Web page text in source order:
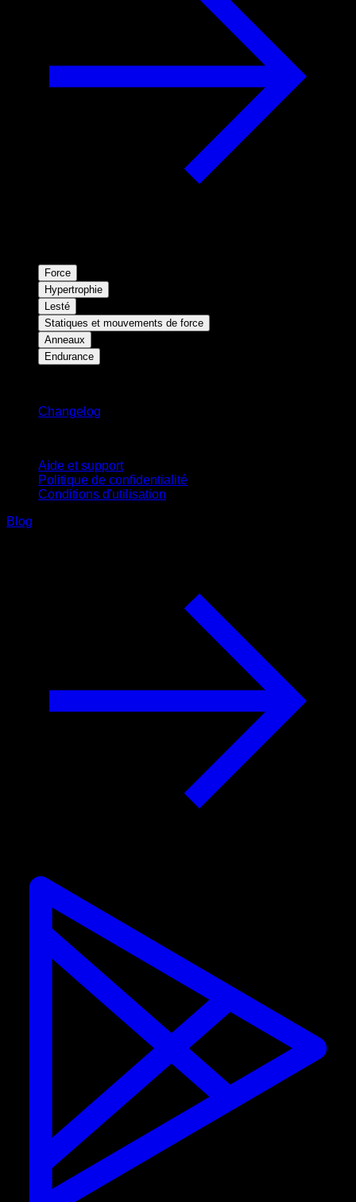
Force
Hypertrophie
Lesté
Statiques et mouvements de force
Anneaux
Endurance
Changelog
Aide et support
Politique de confidentialité
Conditions d'utilisation
Blog